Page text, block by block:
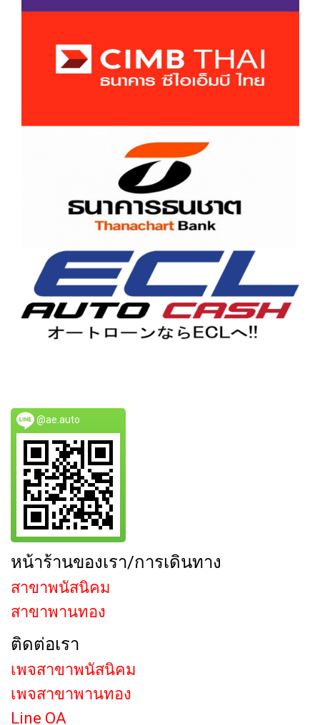
@ae.auto
หน้าร้านของเรา/การเดินทาง
สาขาพนัสนิคม
สาขาพานทอง
ติดต่อเรา
เพจสาขาพนัสนิคม
เพจสาขาพานทอง
Line OA